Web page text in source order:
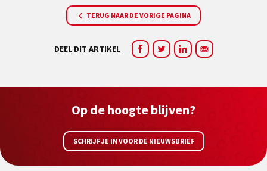
TERUG NAAR DE VORIGE PAGINA
DEEL DIT ARTIKEL
Op de hoogte blijven?
SCHRIJF JE IN VOOR DE NIEUWSBRIEF